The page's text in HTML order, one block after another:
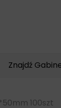
Znajdź
100szt